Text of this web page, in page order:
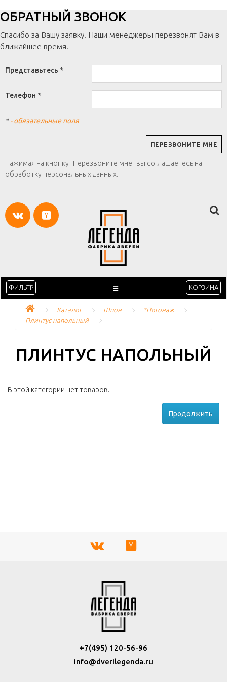
ОБРАТНЫЙ ЗВОНОК
Спасибо за Вашу заявку! Наши менеджеры перезвонят Вам в
ближайшее время.
Представьтесь *
Телефон *
*- обязательные поля
Нажимая на кнопку "Перезвоните мне" вы соглашаетесь на
обработку персональных данных.
ФИЛЬТР КОРЗИНА
Каталог Шпон
*Погонаж
Плинтус напольный
ПЛИНТУС НАПОЛЬНЫЙ
В этой категории нет товаров.
Продолжить
+7(495) 120-56-96
info@dverilegenda.ru